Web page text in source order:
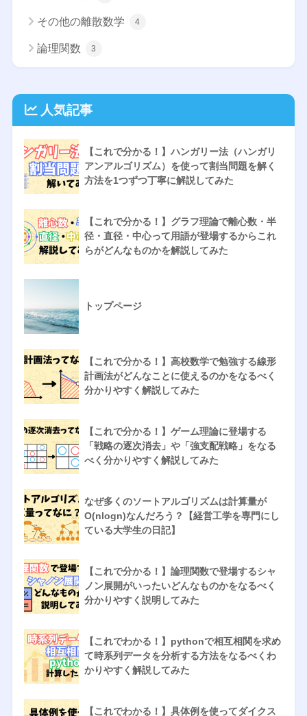
その他の離散数学 4
論理関数 3
人気記事
【これで分かる！】ハンガリー法（ハンガリ
アンアルゴリズム）を使って割当問題を解く
方法を1つずつ丁寧に解説してみた
【これで分かる！】グラフ理論で離心数・半
径・直径・中心って用語が登場するからこれ
らがどんなものかを解説してみた
トップページ
【これで分かる！】高校数学で勉強する線形
計画法がどんなことに使えるのかをなるべく
分かりやすく解説してみた
【これで分かる！】ゲーム理論に登場する
「戦略の逐次消去」や「強支配戦略」をなる
べく分かりやすく解説してみた
なぜ多くのソートアルゴリズムは計算量が
O(nlogn)なんだろう？【経営工学を専門にし
ている大学生の日記】
【これで分かる！】論理関数で登場するシャ
ノン展開がいったいどんなものかをなるべく
分かりやすく説明してみた
【これでわかる！】pythonで相互相関を求め
て時系列データを分析する方法をなるべくわ
かりやすく解説してみた
【これでわかる！】具体例を使ってダイクス